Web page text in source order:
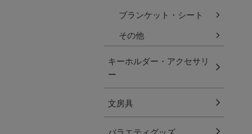
ブランケット・シート
その他
キーホルダー・アクセサリ
ー
文房具